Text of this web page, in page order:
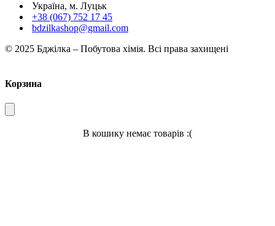
Україна, м. Луцьк
+38 (067) 752 17 45
bdzilkashop@gmail.com
© 2025 Бджілка – Побутова хімія. Всі права захищені
Корзина
В кошику немає товарів :(